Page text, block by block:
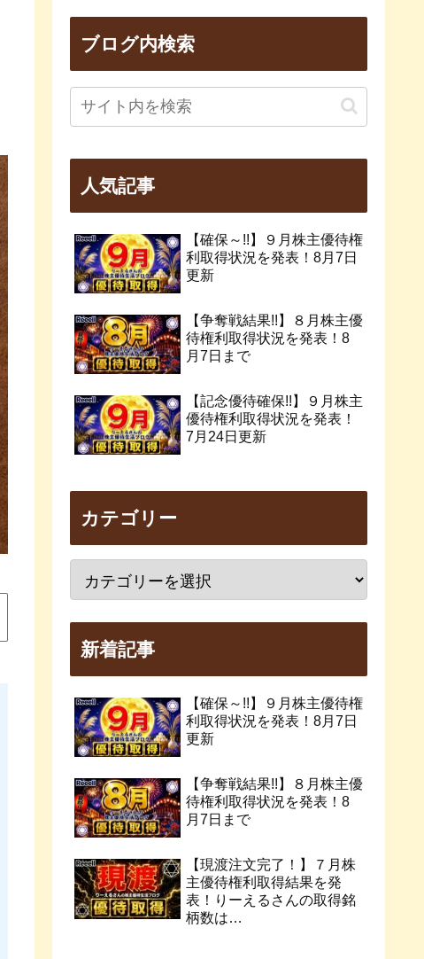
ブログ内検索
人気記事
【確保～!!】９月株主優待権
利取得状況を発表！8月7日
更新
【争奪戦結果!!】８月株主優
待権利取得状況を発表！8
月7日まで
【記念優待確保!!】９月株主
優待権利取得状況を発表！
7月24日更新
カテゴリー
新着記事
【確保～!!】９月株主優待権
利取得状況を発表！8月7日
更新
【争奪戦結果!!】８月株主優
待権利取得状況を発表！8
月7日まで
【現渡注文完了！】７月株
主優待権利取得結果を発
表！りーえるさんの取得銘
柄数は…